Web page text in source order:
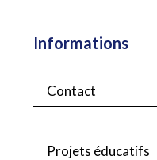
Informations
Contact
Projets éducatifs